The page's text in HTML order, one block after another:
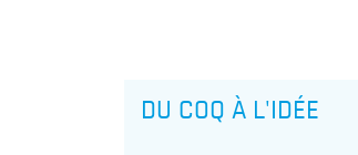
DU COQ À L'IDÉE